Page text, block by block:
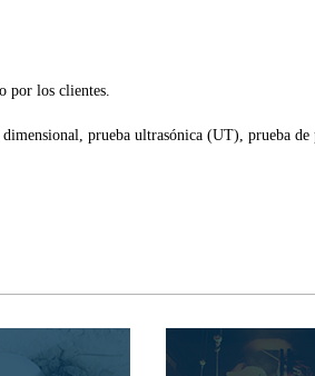
por los clientes.
prueba ultrasónica (UT), prueba